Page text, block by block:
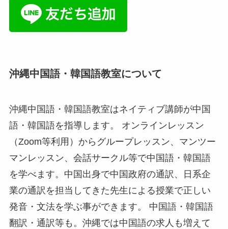
沖縄中国語・韓国語教室について
沖縄中国語・韓国語教室はネイティブ講師が中国
語・韓国語を指導します。 オンラインレッスン
（Zoom等利用）からグループレッスン、マンツー
マンレッスン、会話サークル等で中国語・韓国語
を学べます。中国出身で中国政府の通訳、日系企
業の通訳を担当してきた先生による授業で正しい
発音・文法を学ぶ事ができます。 中国語・韓国語
翻訳・通訳等も。沖縄では中国語の求人も増えて